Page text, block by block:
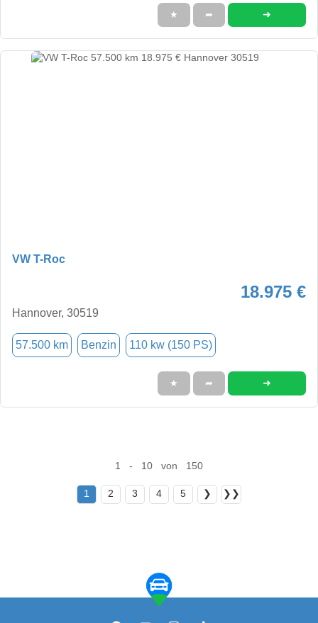
★ ➦ ➜
VW T-Roc
18.975 €
Hannover, 30519
57.500 km Benzin 110 kw (150 PS)
★ ➦ ➜
1 - 10 von 150
1 2 3 4 5 ❯ ❯❯